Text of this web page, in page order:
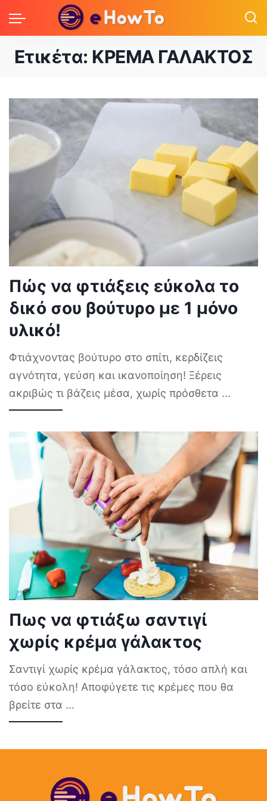
Ετικέτα: ΚΡΕΜΑ ΓΑΛΑΚΤΟΣ
Πώς να φτιάξεις εύκολα το
δικό σου βούτυρο με 1 μόνο
υλικό!
Φτιάχνοντας βούτυρο στο σπίτι, κερδίζεις
αγνότητα, γεύση και ικανοποίηση! Ξέρεις
ακριβώς τι βάζεις μέσα, χωρίς πρόσθετα ...
Πως να φτιάξω σαντιγί
χωρίς κρέμα γάλακτος
Σαντιγί χωρίς κρέμα γάλακτος, τόσο απλή και
τόσο εύκολη! Αποφύγετε τις κρέμες που θα
βρείτε στα ...